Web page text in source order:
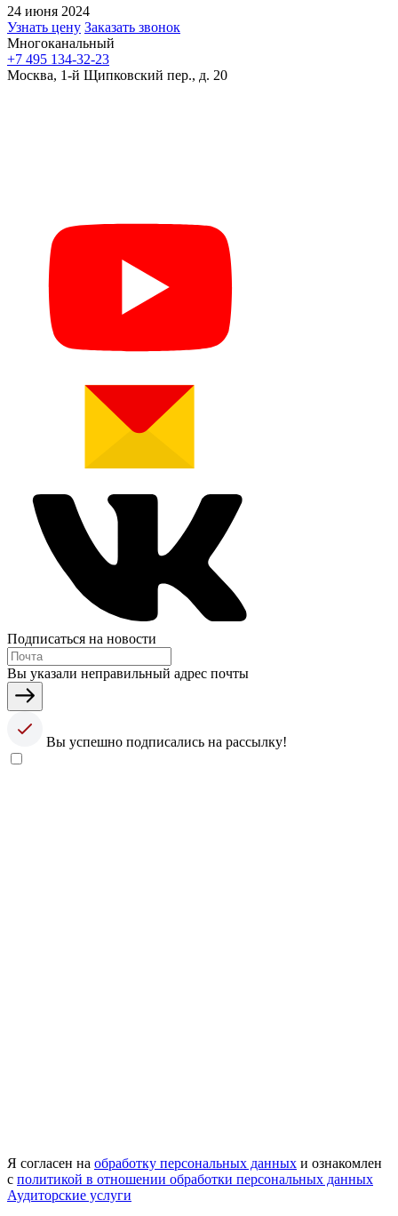
24 июня 2024
Узнать цену Заказать звонок
Многоканальный
+7 495 134-32-23
Москва, 1-й Щипковский пер., д. 20
Подписаться на новости
Вы указали неправильный адрес почты
Вы успешно подписались на рассылку!
Я согласен на обработку персональных данных и ознакомлен
с политикой в отношении обработки персональных данных
Аудиторские услуги